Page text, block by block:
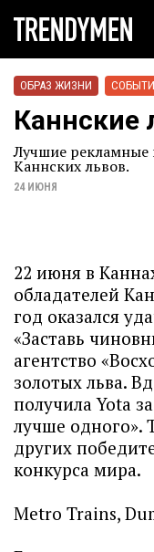
ОБРАЗ ЖИЗНИ
Каннские
Лучшие рекламные
Каннских львов.
24 ИЮНЯ
22 июня в
обладателей
год оказался
«Заставь
агентство
золотых льва.
получила Yota
лучше одного».
других
конкурса мира.
Metro Trains,